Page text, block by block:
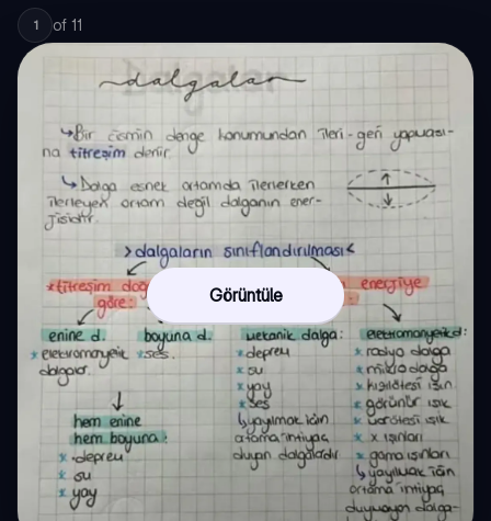
1 of 11
Görüntüle